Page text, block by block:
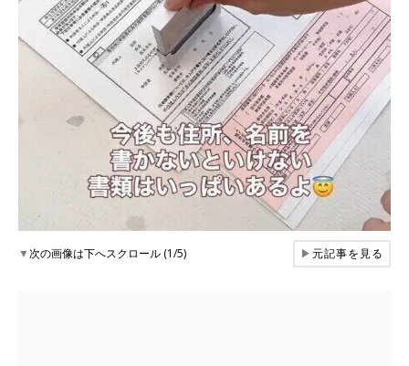
▼次の画像は下へスクロール (1/5) ▶元記事を見る